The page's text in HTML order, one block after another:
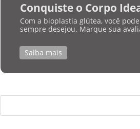
Conquiste o Corpo
Com a bioplastia glútea, você
sempre desejou. Marque sua
Saiba mais